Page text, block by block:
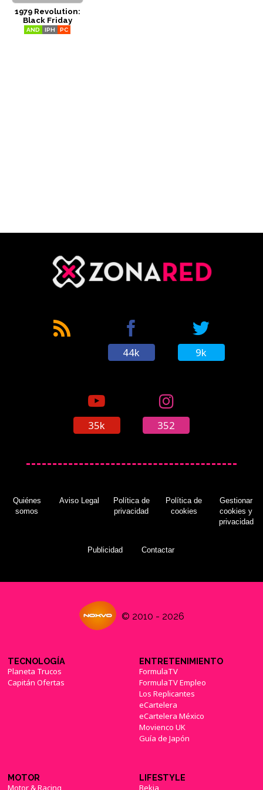
1979 Revolution:
Black Friday
AND IPH PC
44k 9k
35k 352
Quiénes
somos
Aviso Legal
Política de
privacidad
Política de
cookies
Gestionar
cookies y
privacidad
Publicidad Contactar
© 2010 - 2026
TECNOLOGÍA
Planeta Trucos
Capitán Ofertas
ENTRETENIMIENTO
FormulaTV
FormulaTV Empleo
Los Replicantes
eCartelera
eCartelera México
Movienco UK
Guía de Japón
MOTOR
Motor & Racing
LIFESTYLE
Bekia